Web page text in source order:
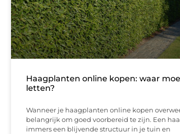
Haagplanten online kopen: waar
letten?
Wanneer je haagplanten online kopen
belangrijk om goed voorbereid te zijn. Een
immers een blijvende structuur in je tuin en